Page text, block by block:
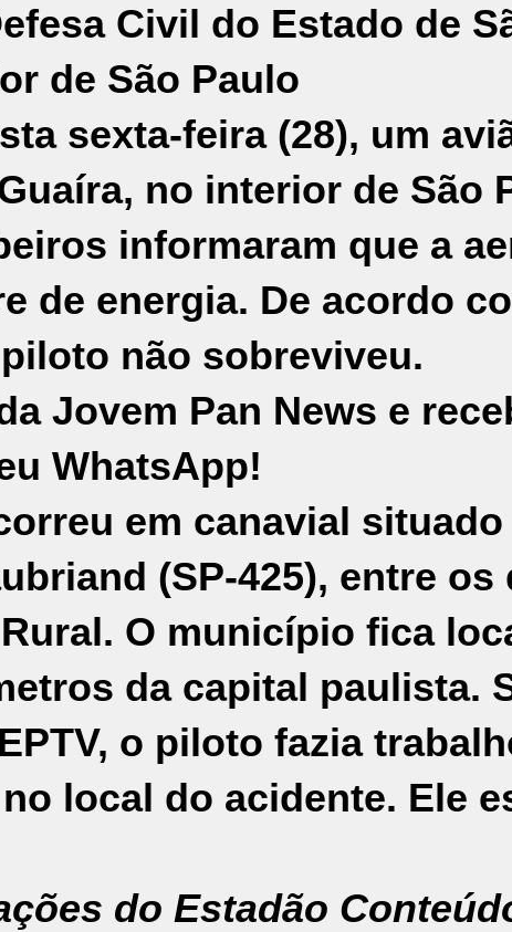
Civil do Estado de
de São Paulo
sexta-feira (28), um
no interior de São
informaram que a
de energia. De acordo
não sobreviveu.
Jovem Pan News e
WhatsApp!
em canavial
(SP-425), entre
O município fica
da capital paulista.
o piloto fazia
local do acidente. Ele
do Estadão